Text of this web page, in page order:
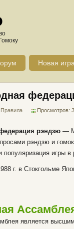
Новая
Правила Просмотров:
рэндзю —
рэндзю и
популяризация игры
г. в Стокгольме
является